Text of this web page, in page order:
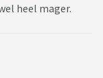
heel mager.